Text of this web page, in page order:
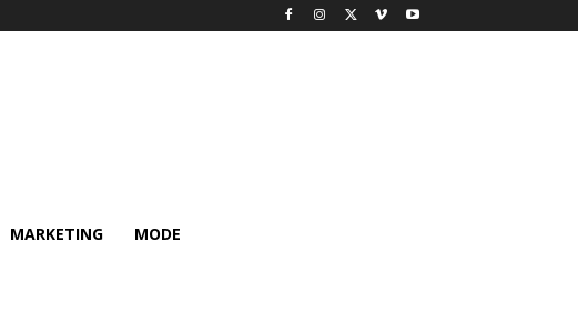
MARKETING MODE